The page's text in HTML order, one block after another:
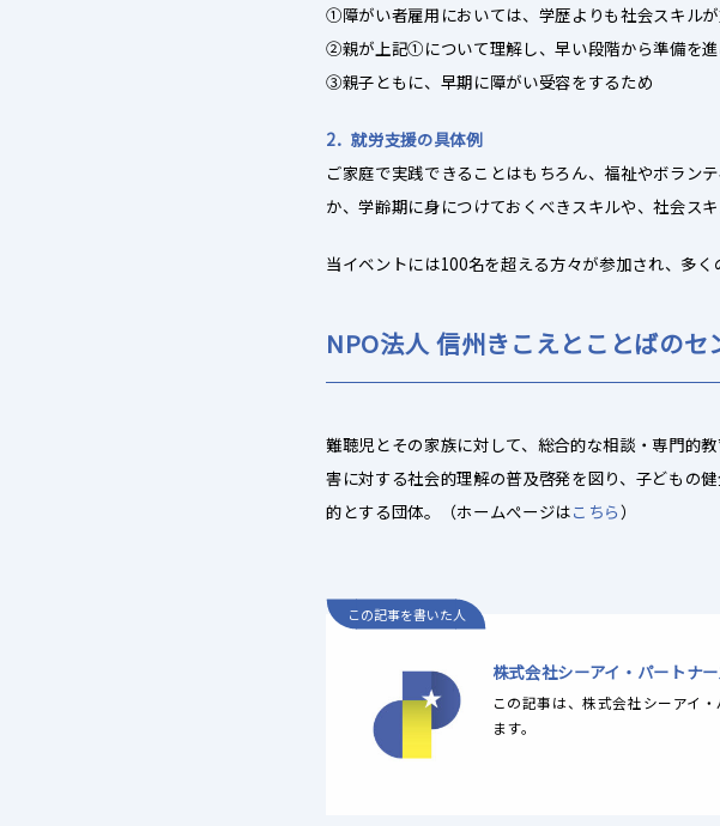
①障がい者雇用においては、学歴よりも社会スキル
②親が上記①について理解し、早い段階から準備を
③親子ともに、早期に障がい受容をするため
2．就労支援の具体例
ご家庭で実践できることはもちろん、福祉やボラン
か、学齢期に身につけておくべきスキルや、社会ス
当イベントには100名を超える方々が参加され、多
NPO法人 信州きこえとことばのセ
難聴児とその家族に対して、総合的な相談・専門的
害に対する社会的理解の普及啓発を図り、子どもの
的とする団体。
（ホームぺージはこちら）
この記事を書いた人
株式会社シーアイ・パートナ
この記事は、株式会社シーアイ
ます。